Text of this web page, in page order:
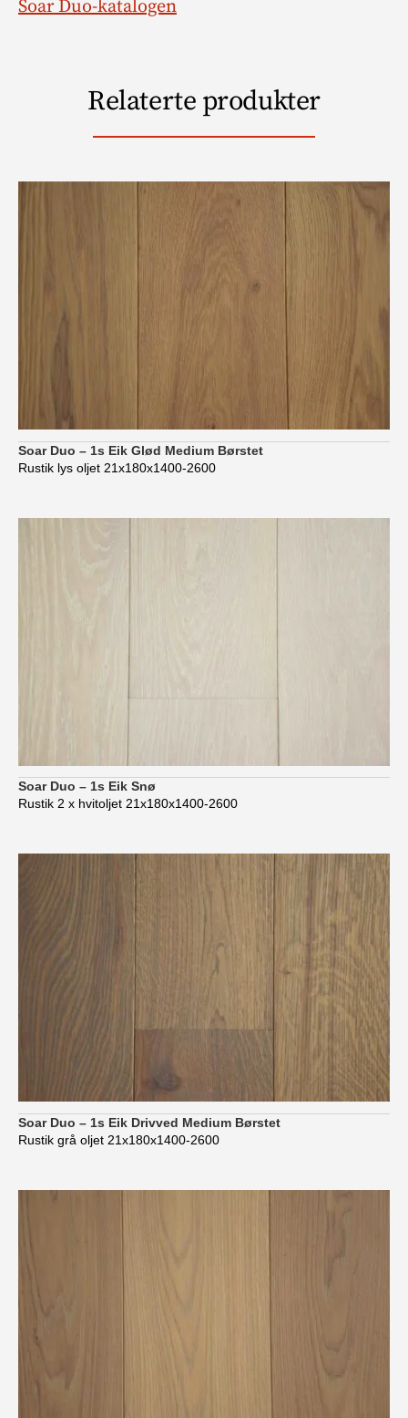
Soar Duo-katalogen
Relaterte produkter
Soar Duo – 1s Eik Glød Medium Børstet
Rustik lys oljet 21x180x1400-2600
Soar Duo – 1s Eik Snø
Rustik 2 x hvitoljet 21x180x1400-2600
Soar Duo – 1s Eik Drivved Medium Børstet
Rustik grå oljet 21x180x1400-2600